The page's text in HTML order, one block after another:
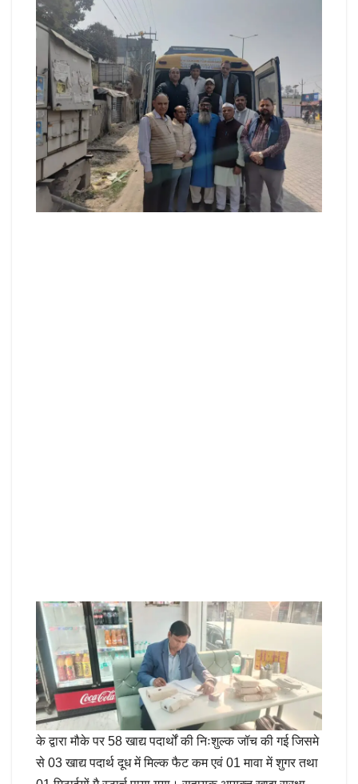
के द्वारा मौके पर 58 खाद्य पदार्थों की निःशुल्क जॉच की गई जिसमे
से 03 खाद्य पदार्थ दूध में मिल्क फैट कम एवं 01 मावा में शुगर तथा